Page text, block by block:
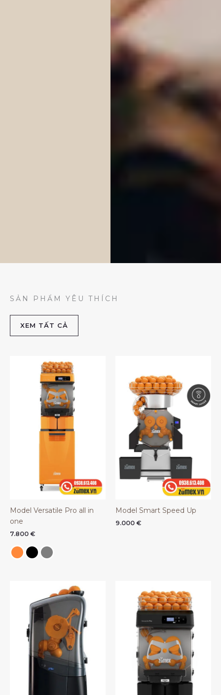
SẢN PHẨM YÊU THÍCH
XEM TẤT CẢ
Model Versatile Pro all in
one
7.800 €
Model Smart Speed Up
9.000 €